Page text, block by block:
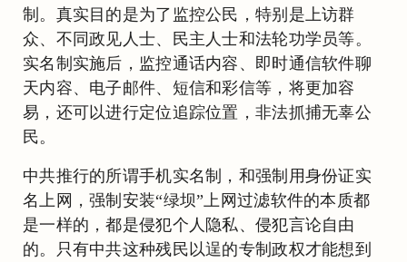
制。真实目的是为了监控公民，特别是上访群
众、不同政见人士、民主人士和法轮功学员等。
实名制实施后，监控通话内容、即时通信软件聊
天内容、电子邮件、短信和彩信等，将更加容
易，还可以进行定位追踪位置，非法抓捕无辜公
民。
中共推行的所谓手机实名制，和强制用身份证实
名上网，强制安装“绿坝”上网过滤软件的本质都
是一样的，都是侵犯个人隐私、侵犯言论自由
的。只有中共这种残民以逞的专制政权才能想到